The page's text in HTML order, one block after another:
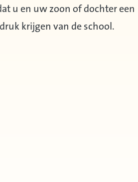
u en uw zoon of dochter een
krijgen van de school.